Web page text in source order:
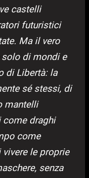
castelli
futuristici
Ma il vero
di mondi e
di Libertà: la
sé stessi, di
mantelli
come draghi
come
le proprie
senza